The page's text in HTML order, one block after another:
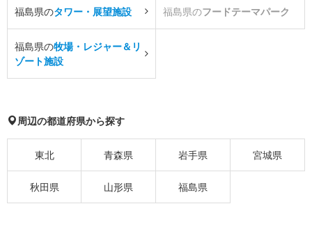
福島県のタワー・展望施設 福島県のフードテーマパーク
福島県の牧場・レジャー＆リ
ゾート施設
周辺の都道府県から探す
東北 青森県 岩手県 宮城県
秋田県 山形県 福島県